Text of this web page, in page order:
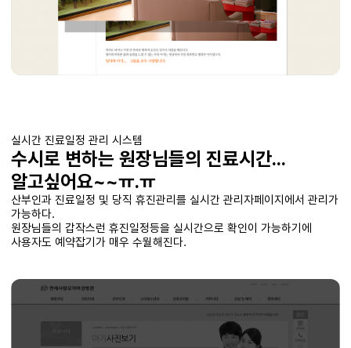
실시간 진료일정 관리 시스템
수시로 변하는 원장님들의 진료시간...
알고싶어요~~ㅠ.ㅠ
산부인과 진료일정 및 당직 휴진관리를 실시간 관리자페이지에서 관리가
가능하다.
원장님들의 갑작스런 휴진일정등을 실시간으로 확인이 가능하기에
사용자도 예약잡기가 매우 수월해진다.